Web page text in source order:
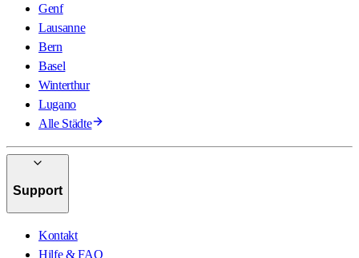
Genf
Lausanne
Bern
Basel
Winterthur
Lugano
Alle Städte
Support
Kontakt
Hilfe & FAQ